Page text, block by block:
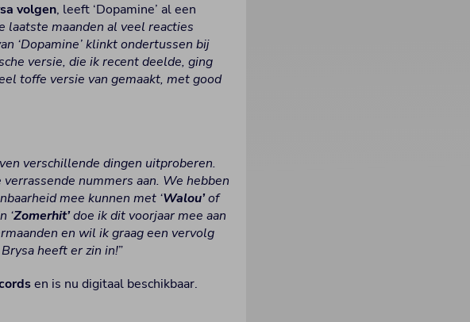
volgen, leeft ‘Dopamine’ al een
laatste maanden al veel reacties
‘Dopamine’ klinkt ondertussen bij
versie, die ik recent deelde, ging
toffe versie van gemaakt, met good
verschillende dingen uitproberen.
nummers aan. We hebben
mee kunnen met ‘Walou’of
‘Zomerhit’doe ik dit voorjaar mee aan
en wil ik graag een vervolg
heeft er zin in!”
en is nu digitaal beschikbaar.